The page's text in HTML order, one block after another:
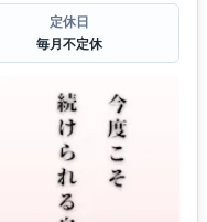
定休日
毎月不定休